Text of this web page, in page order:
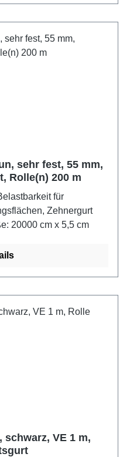
sehr fest, 55 mm,
Rolle(n) 200 m
für
Zehnergurt
20000 cm x 5,5 cm
schwarz, VE 1 m,